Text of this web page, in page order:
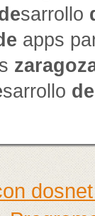
sarrollo
apps
sarrollo de